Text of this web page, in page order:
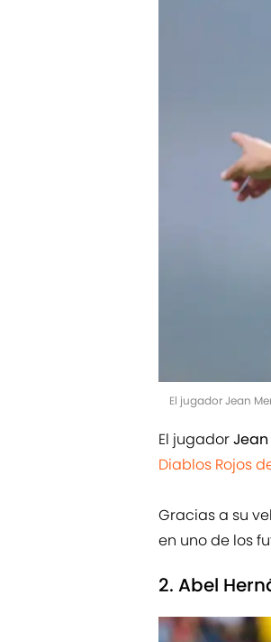
El jugador Jean
El jugador
Diablos Rojos
Gracias a su
en uno de los
2. Abel